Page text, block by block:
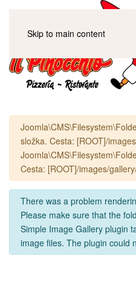
Skip to main content
Varování
složka. Cesta: [ROOT]/
Cesta: [ROOT]/images/
info
There was a problem
Please make sure that the
Simple Image Gallery plugin
image files. The plugin could